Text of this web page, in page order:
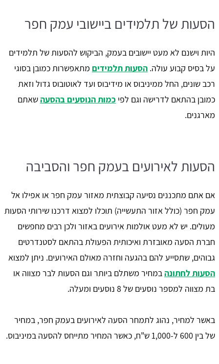
הסעות של תלמידים ביישובי עמק חפר
היות וישנם לא מעט יישובים בעמק, הביקוש להסעות של תלמידים
על בסיס קבוע עולה. הסעות תלמידים מתאפשרות כמובן בסוגי
רכב שונים, החל ממיניבוס או מידיבוס ועד לאוטובוס גדול וזאת
כמובן בהתאם לדרישה וגם לפי כמות הנוסעים בהסעהשאתם
מארגנים.
הסעות לאירועים בעמק חפר והסביבה
אם אתם מתכננים נסיעה קבוצתית מאזור עמק חפר או אפילו אל
עמק חפר (כולל אזור התעשייה) תוכלו למצוא דרכנו שירותי הסעות
מעולים. יש לא מעט אולמות אירועים באזור ולכן רבים מחפשים
חברת הסעה מאובזרת ואיכותית הפעולת בהתאם לסטנדרטים
גבוהים, שתסייע להם בהגעה וחזרה מאולם האירועים. ניתן למצוא
הסעות לחתונהבמחיר משתלם ביותר וגם הסעות לבר מצווה או
בת מצווה למספר נוסעים של 8 נוסעים ומעלה.
באשר למחיר, נהוג לתמחר הסעה לאירועים בעמק חפר, במחיר
של בין 600 ל-1,000 ש"ח, כאשר המחיר מתייחס להסעה במיניבוס.